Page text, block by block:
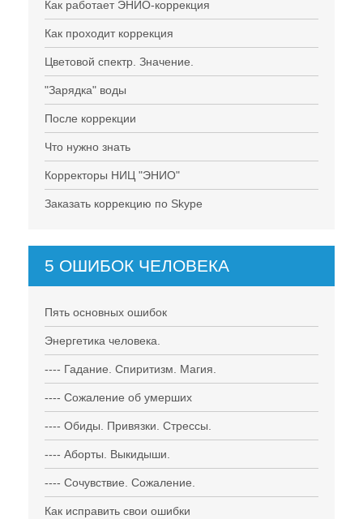
Как работает ЭНИО-коррекция
Как проходит коррекция
Цветовой спектр. Значение.
"Зарядка" воды
После коррекции
Что нужно знать
Корректоры НИЦ "ЭНИО"
Заказать коррекцию по Skype
5 ОШИБОК ЧЕЛОВЕКА
Пять основных ошибок
Энергетика человека.
---- Гадание. Спиритизм. Магия.
---- Сожаление об умерших
---- Обиды. Привязки. Стрессы.
---- Аборты. Выкидыши.
---- Сочувствие. Сожаление.
Как исправить свои ошибки